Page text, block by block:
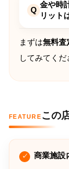
Q
金や時
リット
まずは無料査
してみてくだ
FEATURE この
商業施設